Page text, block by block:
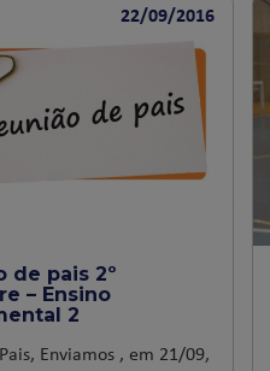
22/09/2016
de pais 2º
– Ensino
2
Enviamos , em 21/09,